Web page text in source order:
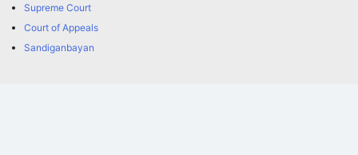
Supreme Court
Court of Appeals
Sandiganbayan